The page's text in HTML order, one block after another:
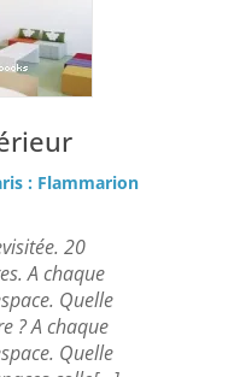
: Flammarion
20
A chaque
Quelle
? A chaque
Quelle